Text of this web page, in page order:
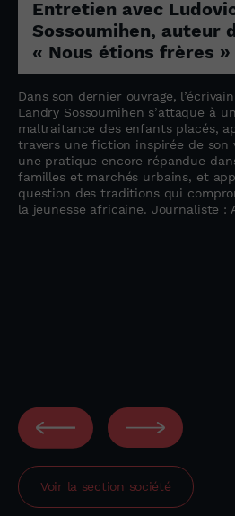
Entretien avec
Sossoumihen, auteur
« Nous étions frères »
Dans son dernier ouvrage,
Landry Sossoumihen s’attaque à
maltraitance des enfants placés,
travers une fiction inspirée de son
une pratique encore répandue
familles et marchés urbains, et
question des traditions qui
la jeunesse africaine. Journaliste :
Voir la section société